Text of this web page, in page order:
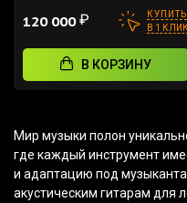
120 000₽
КУПИТЬ
В 1 КЛИК
В КОРЗИНУ
Мир музыки полон
где каждый инструмент
и адаптацию под
акустическим гитарам для